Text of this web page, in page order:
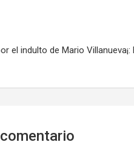
el indulto de Mario Villanueva¡: